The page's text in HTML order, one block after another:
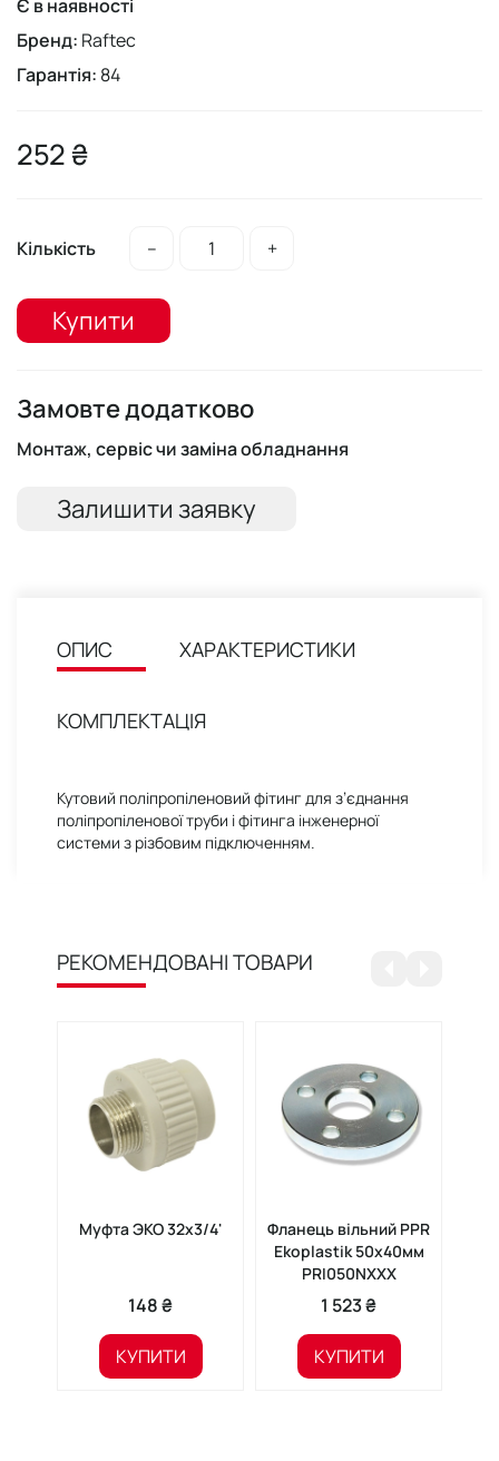
Є в наявності
Бренд: Raftec
Гарантія: 84
252 ₴
Кількість – +
Купити
Замовте додатково
Монтаж, сервіс чи заміна обладнання
Залишити заявку
ОПИС ХАРАКТЕРИСТИКИ
КОМПЛЕКТАЦІЯ
Кутовий поліпропіленовий фітинг для з’єднання
поліпропіленової труби і фітинга інженерної
системи з різбовим підключенням.
РЕКОМЕНДОВАНІ ТОВАРИ
Муфта ЭКО 32х3/4'
148 ₴
КУПИТИ
Фланець вільний PPR
Ekoplastik 50x40мм
PRI050NXXX
1 523 ₴
КУПИТИ